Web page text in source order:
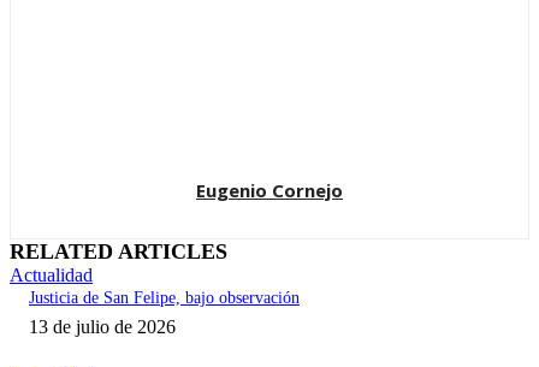
Eugenio Cornejo
RELATED ARTICLES
Actualidad
Justicia de San Felipe, bajo observación
13 de julio de 2026